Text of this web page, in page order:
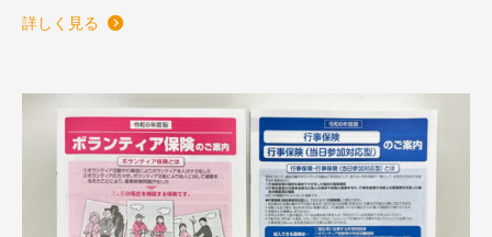
詳しく見る